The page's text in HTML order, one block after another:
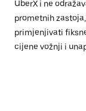
UberX i ne
prometnih
primjenjivati
cijene vožnji i